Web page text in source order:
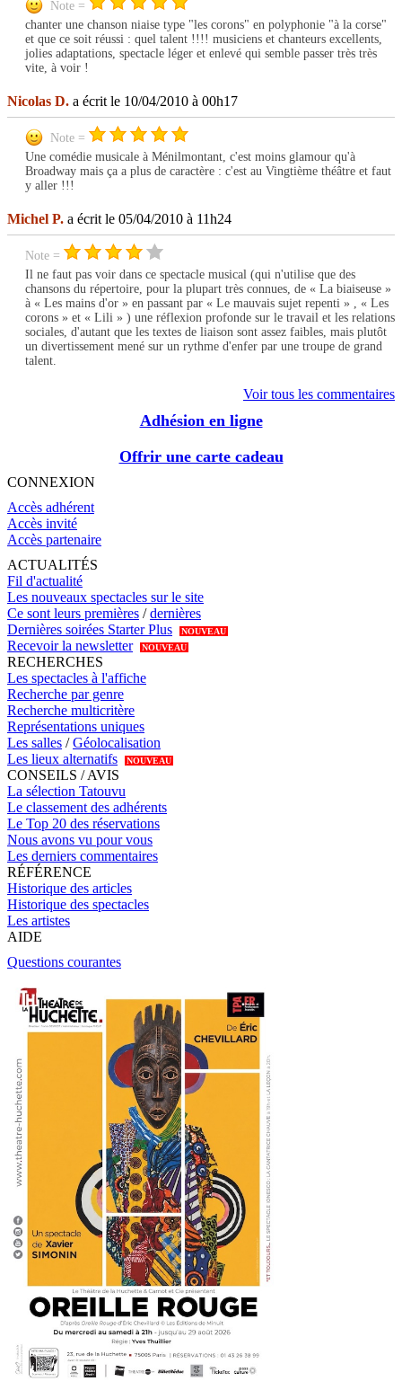
Note =
chanter une chanson niaise type "les corons" en polyphonie "à la corse"
et que ce soit réussi : quel talent !!!! musiciens et chanteurs excellents,
jolies adaptations, spectacle léger et enlevé qui semble passer très très
vite, à voir !
Nicolas D. a écrit le 10/04/2010 à 00h17
Note =
Une comédie musicale à Ménilmontant, c'est moins glamour qu'à
Broadway mais ça a plus de caractère : c'est au Vingtième théâtre et faut
y aller !!!
Michel P. a écrit le 05/04/2010 à 11h24
Note =
Il ne faut pas voir dans ce spectacle musical (qui n'utilise que des
chansons du répertoire, pour la plupart très connues, de « La biaiseuse »
à « Les mains d'or » en passant par « Le mauvais sujet repenti » , « Les
corons » et « Lili » ) une réflexion profonde sur le travail et les relations
sociales, d'autant que les textes de liaison sont assez faibles, mais plutôt
un divertissement mené sur un rythme d'enfer par une troupe de grand
talent.
Voir tous les commentaires
Adhésion en ligne
Offrir une carte cadeau
CONNEXION
Accès adhérent
Accès invité
Accès partenaire
ACTUALITÉS
Fil d'actualité
Les nouveaux spectacles sur le site
Ce sont leurs premières /dernières
Dernières soirées Starter Plus
NOUVEAU
Recevoir la newsletter NOUVEAU
RECHERCHES
Les spectacles à l'affiche
Recherche par genre
Recherche multicritère
Représentations uniques
Les salles /Géolocalisation
Les lieux alternatifs
NOUVEAU
CONSEILS / AVIS
La sélection Tatouvu
Le classement des adhérents
Le Top 20 des réservations
Nous avons vu pour vous
Les derniers commentaires
RÉFÉRENCE
Historique des articles
Historique des spectacles
Les artistes
AIDE
Questions courantes